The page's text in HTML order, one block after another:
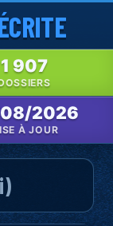
1 907
2026
À JOUR